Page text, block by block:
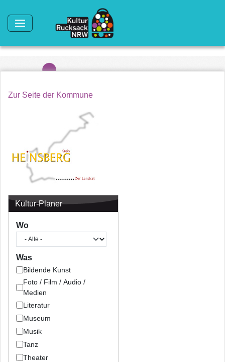
Zur Seite der Kommune
Kultur-Planer
Wo
Was
Bildende Kunst
Foto / Film / Audio /
Medien
Literatur
Museum
Musik
Tanz
Theater